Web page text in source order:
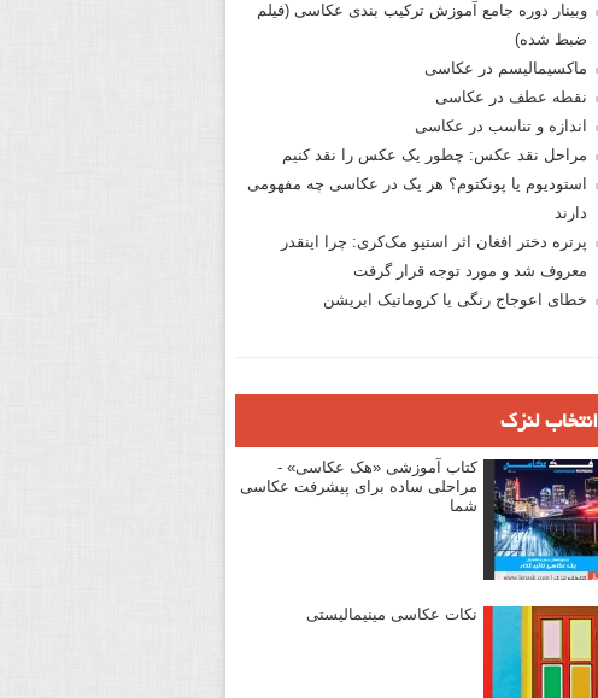
وبینار دوره جامع آموزش ترکیب بندی عکاسی (فیلم
ضبط شده)
ماکسیمالیسم در عکاسی
نقطه عطف در عکاسی
اندازه و تناسب در عکاسی
مراحل نقد عکس: چطور یک عکس را نقد کنیم
استودیوم یا پونکتوم؟ هر یک در عکاسی چه مفهومی
دارند
پرتره دختر افغان اثر استیو مک‌کری: چرا اینقدر
معروف شد و مورد توجه قرار گرفت
خطای اعوجاج رنگی یا کروماتیک ابریشن
انتخاب لنزک
کتاب آموزشی «هک عکاسی» -
مراحلی ساده برای پیشرفت عکاسی
شما
نکات عکاسی مینیمالیستی